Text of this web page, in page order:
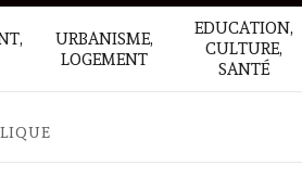
URBANISME,
LOGEMENT
EDUCATION,
CULTURE,
SANTÉ